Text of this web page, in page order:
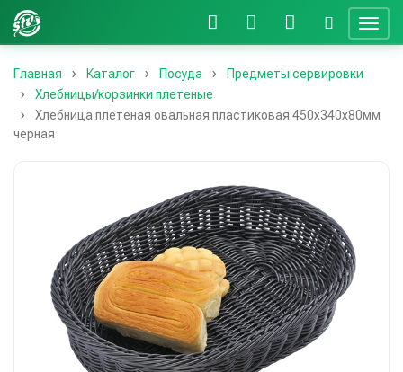
Главная Каталог Посуда
Предметы сервировки
Хлебницы/корзинки плетеные
Хлебница плетеная овальная пластиковая 450х340х80мм
черная